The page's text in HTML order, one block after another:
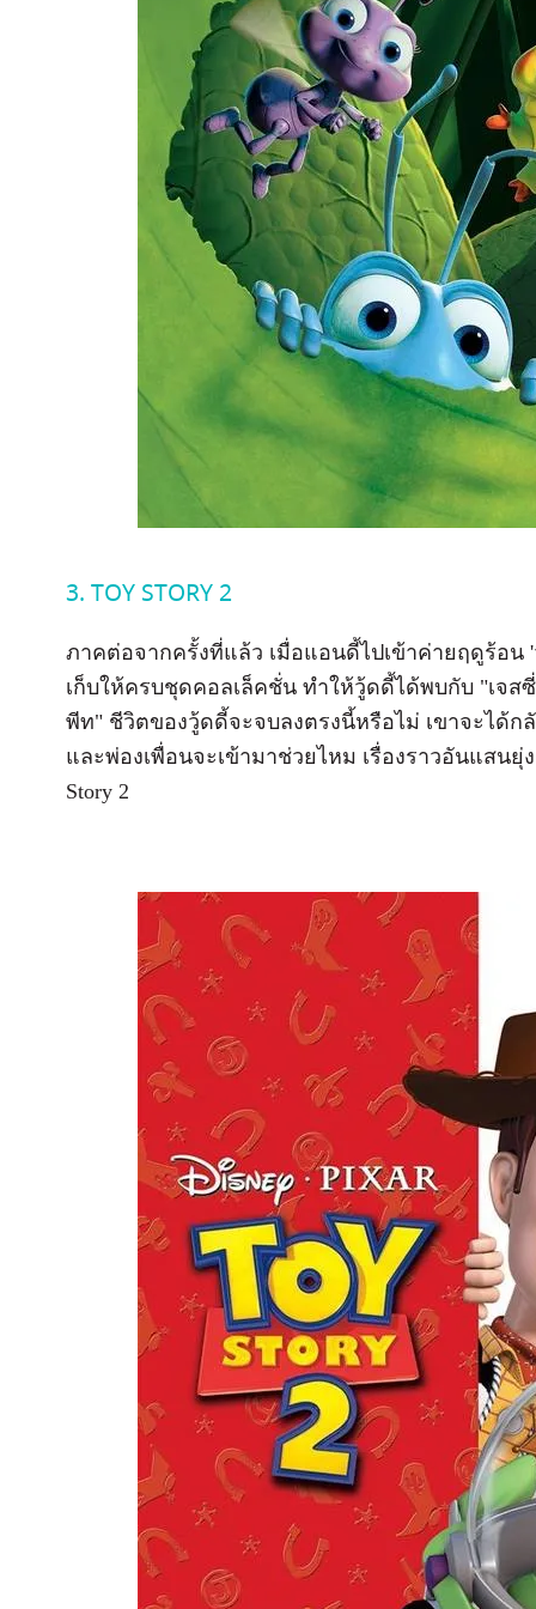
3. TOY STORY 2
ภาคต่อจากครั้งที่แล้ว เมื่อแอนดี้ไปเข้าค่ายฤดูร้อน
เก็บให้ครบชุดคอลเล็คชั่น ทำให้วู้ดดี้ได้พบกับ "เจ
พีท" ชีวิตของวู้ดดี้จะจบลงตรงนี้หรือไม่ เขาจะได้
และพ่องเพื่อนจะเข้ามาช่วยไหม เรื่องราวอันแสนยุ่
Story 2